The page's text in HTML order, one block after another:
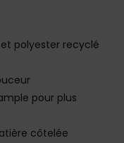
polyester recyclé
pour plus
côtelée